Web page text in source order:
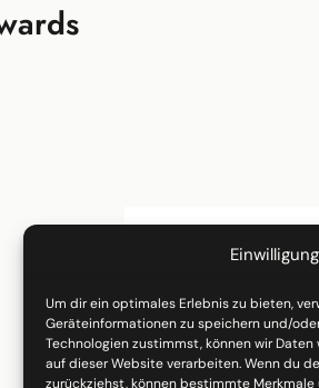
Um dir ein optimales Erlebnis zu bieten,
Geräteinformationen zu speichern und/
Technologien zustimmst, können wir
auf dieser Website verarbeiten. Wenn du
zurückziehst, können bestimmte